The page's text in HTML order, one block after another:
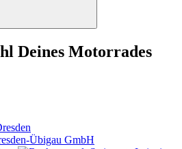
Deines Motorrades